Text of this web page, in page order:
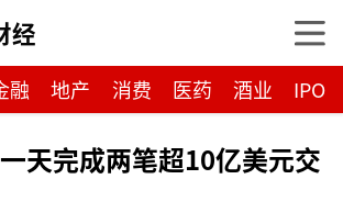
经
融 地产 消费 医药 酒业 IPO
天完成两笔超10亿美元交